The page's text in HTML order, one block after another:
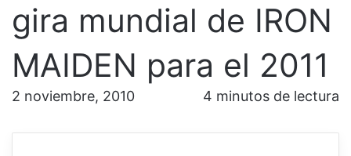
gira mundial de IRON
MAIDEN para el 2011
2 noviembre, 2010 4 minutos de lectura